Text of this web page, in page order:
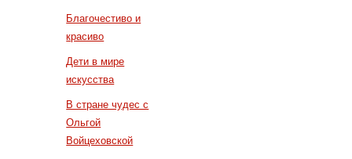
Благочестиво и
красиво
Дети в мире
искусства
В стране чудес с
Ольгой
Войцеховской